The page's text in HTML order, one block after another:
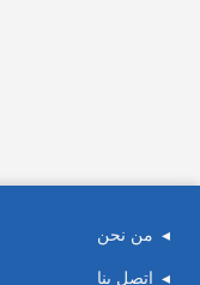
من نحن
اتصل بنا